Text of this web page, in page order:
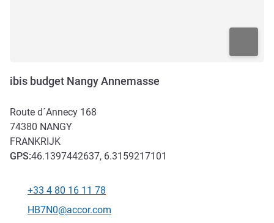
ibis budget Nangy Annemasse
Route d´Annecy 168
74380 NANGY
FRANKRIJK
GPS:46.1397442637, 6.3159217101
Telefoon
+33 4 80 16 11 78
E-mailadres voor contact
HB7N0@accor.com